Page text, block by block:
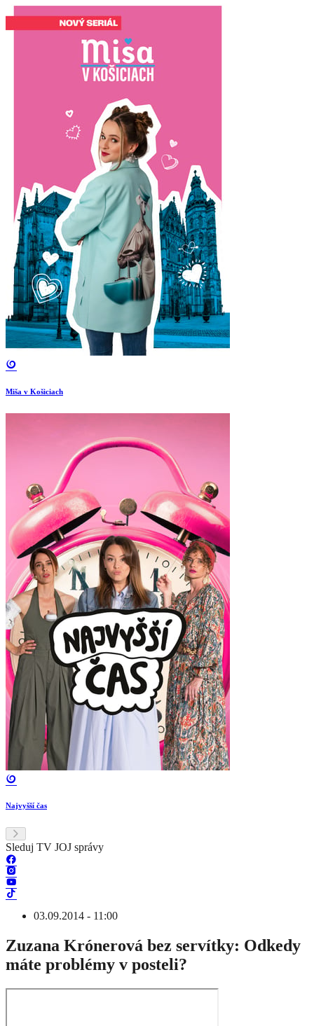
Miša v Košiciach
Najvyšší čas
Sleduj TV JOJ správy
03.09.2014 - 11:00
Zuzana Krónerová bez servítky: Odkedy
máte problémy v posteli?